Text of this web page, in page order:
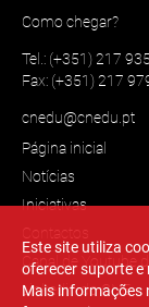
Como chegar?
Tel.: (+351) 217
Fax: (+351) 217
cnedu@cnedu.pt
Página inicial
Notícias
Iniciativas
Contactos
Canal de Youtube
Linkedin do CNE
Este site utiliza
oferecer suporte e
Mais informações